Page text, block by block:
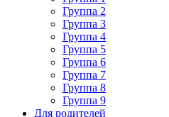
Группа 2
Группа 3
Группа 4
Группа 5
Группа 6
Группа 7
Группа 8
Группа 9
Для родителей